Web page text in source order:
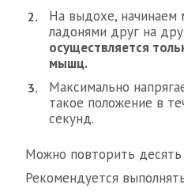
На выдохе, начинаем
ладонями друг на
осуществляется
мышц.
Максимально
такое положение в
секунд.
Можно повторить
Рекомендуется